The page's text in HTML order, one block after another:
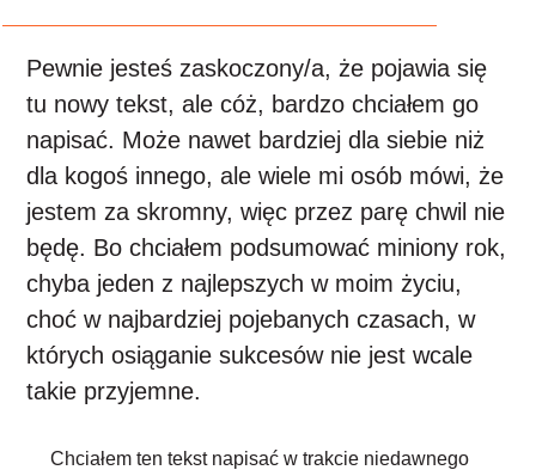
Pewnie jesteś zaskoczony/a, że pojawia się
tu nowy tekst, ale cóż, bardzo chciałem go
napisać. Może nawet bardziej dla siebie niż
dla kogoś innego, ale wiele mi osób mówi, że
jestem za skromny, więc przez parę chwil nie
będę. Bo chciałem podsumować miniony rok,
chyba jeden z najlepszych w moim życiu,
choć w najbardziej pojebanych czasach, w
których osiąganie sukcesów nie jest wcale
takie przyjemne.
Chciałem ten tekst napisać w trakcie niedawnego